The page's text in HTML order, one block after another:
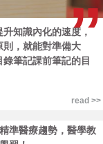
知識內化的速度，
則，就能對準備大
筆記課前筆記的目
read >>
準醫療趨勢，醫學教